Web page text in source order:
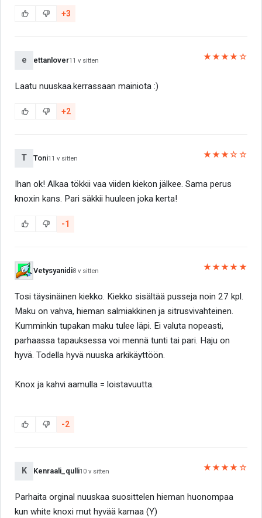
+3
e ettanlover11 v sitten ★★★★☆
Laatu nuuskaa.kerrassaan mainiota :)
+2
T Toni11 v sitten ★★★☆☆
Ihan ok! Alkaa tökkii vaa viiden kiekon jälkee. Sama perus
knoxin kans. Pari säkkii huuleen joka kerta!
-1
Vetysyanidi8 v sitten ★★★★★
Tosi täysinäinen kiekko. Kiekko sisältää pusseja noin 27 kpl.
Maku on vahva, hieman salmiakkinen ja sitrusvivahteinen.
Kumminkin tupakan maku tulee läpi. Ei valuta nopeasti,
parhaassa tapauksessa voi mennä tunti tai pari. Haju on
hyvä. Todella hyvä nuuska arkikäyttöön.
Knox ja kahvi aamulla = loistavuutta.
-2
K Kenraali_qulli10 v sitten ★★★★☆
Parhaita orginal nuuskaa suosittelen hieman huonompaa
kun white knoxi mut hyvää kamaa (Y)